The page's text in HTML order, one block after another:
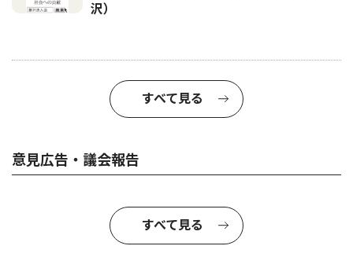
沢）
すべて見る
意見広告・議会報告
すべて見る